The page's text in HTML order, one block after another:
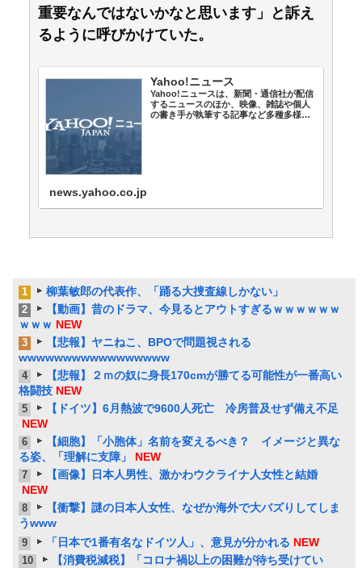
重要なんではないかなと思います」と訴え
るように呼びかけていた。
Yahoo!ニュース
Yahoo!ニュースは、新聞・通信社が配信
するニュースのほか、映像、雑誌や個人
の書き手が執筆する記事など多種多様な
news.yahoo.co.jp
1 柳葉敏郎の代表作、「踊る大捜査線しかない」
2
【動画】昔のドラマ、今見るとアウトすぎるｗｗｗｗｗｗ
ｗｗｗ NEW
3
【悲報】ヤニねこ、BPOで問題視される
wwwwwwwwwwwwwwwww
4
【悲報】２ｍの奴に身長170cmが勝てる可能性が一番高い
格闘技 NEW
5
【ドイツ】6月熱波で9600人死亡 冷房普及せず備え不足
NEW
6
【細胞】「小胞体」名前を変えるべき？ イメージと異な
る姿、「理解に支障」
NEW
7
【画像】日本人男性、激かわウクライナ人女性と結婚
NEW
8
【衝撃】謎の日本人女性、なぜか海外で大バズりしてしま
うwww
9 「日本で1番有名なドイツ人」、意見が分かれる NEW
10
【消費税減税】「コロナ禍以上の困難が待ち受けてい